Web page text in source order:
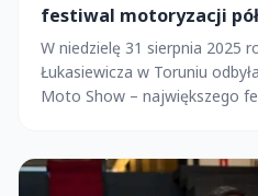
festiwal motoryzacji
W niedzielę 31 sierpnia 2025
Łukasiewicza w Toruniu
Moto Show – największego